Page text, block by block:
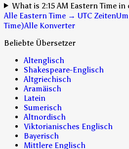
What is 2:15 AM Eastern Time
Alle Eastern Time → UTC Zeiten
Time)Alle Konverter
Beliebte Übersetzer
Altenglisch
Shakespeare-Englisch
Altgriechisch
Aramäisch
Latein
Sumerisch
Altnordisch
Viktorianisches Englisch
Bayerisch
Mittlere Englisch